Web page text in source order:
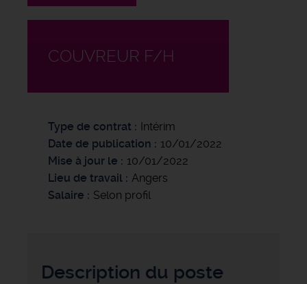
COUVREUR F/H
Type de contrat
Intérim
Date de publication
10/01/2022
Mise à jour le
10/01/2022
Lieu de travail
Angers
Salaire
Selon profil
Description du poste